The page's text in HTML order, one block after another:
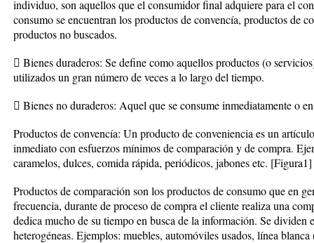
individuo, son aquellos que el consumidor final adquiere para el
consumo se encuentran los productos de convencía, productos de
productos no buscados.
 Bienes duraderos: Se define como aquellos productos (o
utilizados un gran número de veces a lo largo del tiempo.
 Bienes no duraderos: Aquel que se consume inmediatamente o
Productos de convencía: Un producto de conveniencia es un
inmediato con esfuerzos mínimos de comparación y de compra.
caramelos, dulces, comida rápida, periódicos, jabones etc. [Figura1]
Productos de comparación son los productos de consumo que en
frecuencia, durante de proceso de compra el cliente realiza una
dedica mucho de su tiempo en busca de la información. Se dividen
heterogéneas. Ejemplos: muebles, automóviles usados, línea blanca